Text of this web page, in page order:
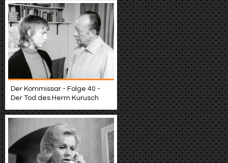
Der Kommissar - Folge 40 -
Der Tod des Herrn Kurusch